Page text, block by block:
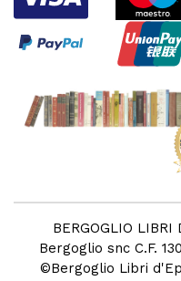
BERGOGLIO LIBRI
Bergoglio snc C.F.
©Bergoglio Libri